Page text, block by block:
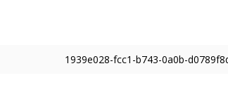
1939e028-fcc1-b743-0a0b-